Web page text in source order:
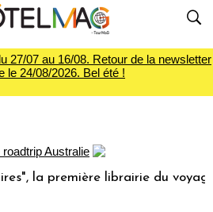
27/07 au 16/08. Retour de la newsletter
le 24/08/2026. Bel été !
première librairie du voyage